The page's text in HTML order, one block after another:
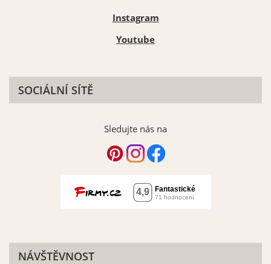
Instagram
Youtube
SOCIÁLNÍ SÍTĚ
Sledujte nás na
NÁVŠTĚVNOST